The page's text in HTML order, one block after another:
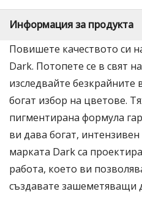
Информация за продукта
Повишете качеството си
Dark. Потопете се в свят
изследвайте
богат избор на цветове.
пигментирана формула
ви дава богат,
марката Dark са
работа, което ви
създавате зашеметяващи